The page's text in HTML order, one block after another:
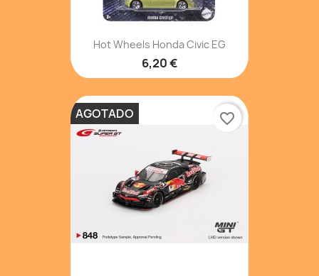
Hot Wheels Honda Civic EG
6,20 €
AGOTADO favorite_border